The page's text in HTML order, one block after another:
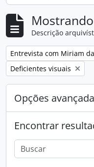
Descrição
Remover filtro:
Entrevista com Miriam
Remover filtro:
Deficientes visuais
Opções
Encontrar